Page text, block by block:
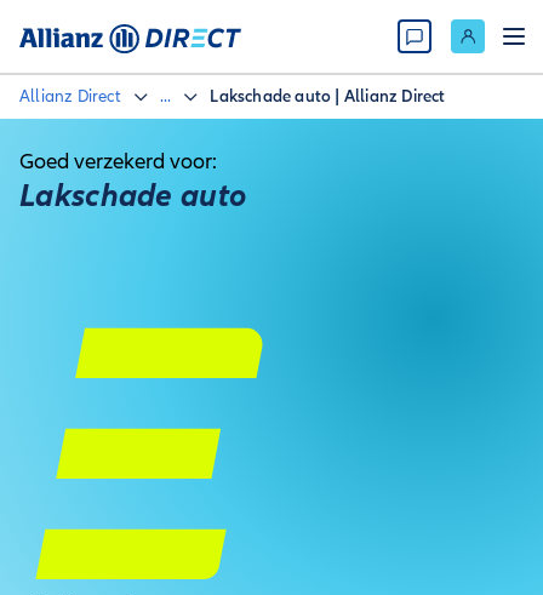
Allianz Direct ... Lakschade auto | Allianz Direct
Goed verzekerd voor:
Lakschade auto